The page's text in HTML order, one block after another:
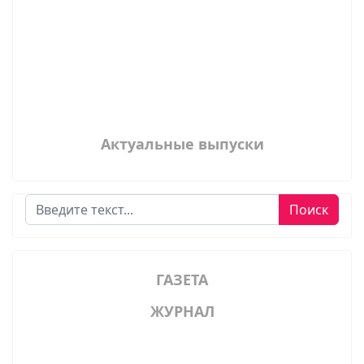
Актуальные выпуски
Поиск Поиск
ГАЗЕТА
ЖУРНАЛ